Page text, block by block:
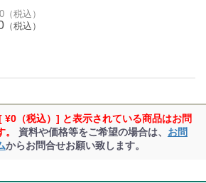
税込）
（税込）
¥0（税込）] と表示されている商品はお問
資料や価格等をご希望の場合は、 お問
からお問合せお願い致します。